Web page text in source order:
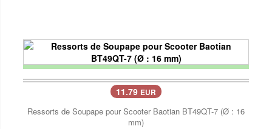
11.79 EUR
Ressorts de Soupape pour Scooter Baotian BT49QT-7 (Ø : 16
mm)